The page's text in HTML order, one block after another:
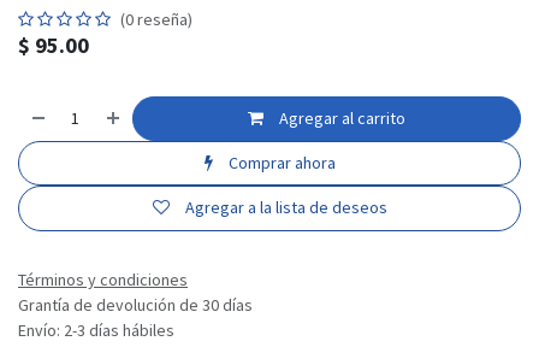
(0 reseña)
$ 95.00
Agregar al carrito
Comprar ahora
Agregar a la lista de deseos
Términos y condiciones
Grantía de devolución de 30 días
Envío: 2-3 días hábiles